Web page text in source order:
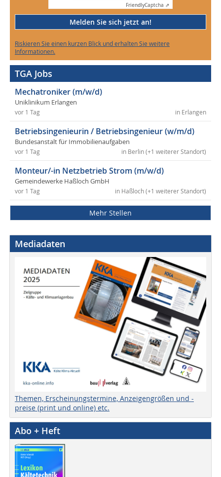
FriendlyCaptcha ⇗
Melden Sie sich jetzt an!
Riskieren Sie einen kurzen Blick und erhalten Sie weitere
Informationen.
TGA Jobs
Mechatroniker (m/w/d)
Uniklinikum Erlangen
in Erlangen
vor 1 Tag
Betriebsingenieurin / Betriebsingenieur (w/m/d)
Bundesanstalt für Immobilienaufgaben
in Berlin (+1 weiterer Standort)
vor 1 Tag
Monteur/-in Netzbetrieb Strom (m/w/d)
Gemeindewerke Haßloch GmbH
in Haßloch (+1 weiterer Standort)
vor 1 Tag
Mehr Stellen
Mediadaten
Themen, Erscheinungstermine, Anzeigengrößen und -
preise (print und online) etc.
Abo + Heft